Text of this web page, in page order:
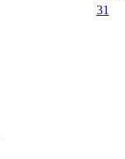
31